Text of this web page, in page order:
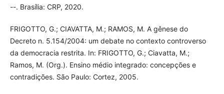
--. Brasília: CRP, 2020.
FRIGOTTO, G.; CIAVATTA, M.; RAMOS, M. A gênese do
Decreto n. 5.154/2004: um debate no contexto controverso
da democracia restrita. In: FRIGOTTO, G.; Ciavatta, M.;
Ramos, M. (Org.). Ensino médio integrado: concepções e
contradições. São Paulo: Cortez, 2005.